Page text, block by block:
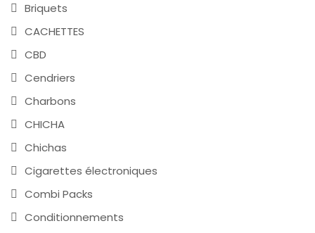
Briquets
CACHETTES
CBD
Cendriers
Charbons
CHICHA
Chichas
Cigarettes électroniques
Combi Packs
Conditionnements